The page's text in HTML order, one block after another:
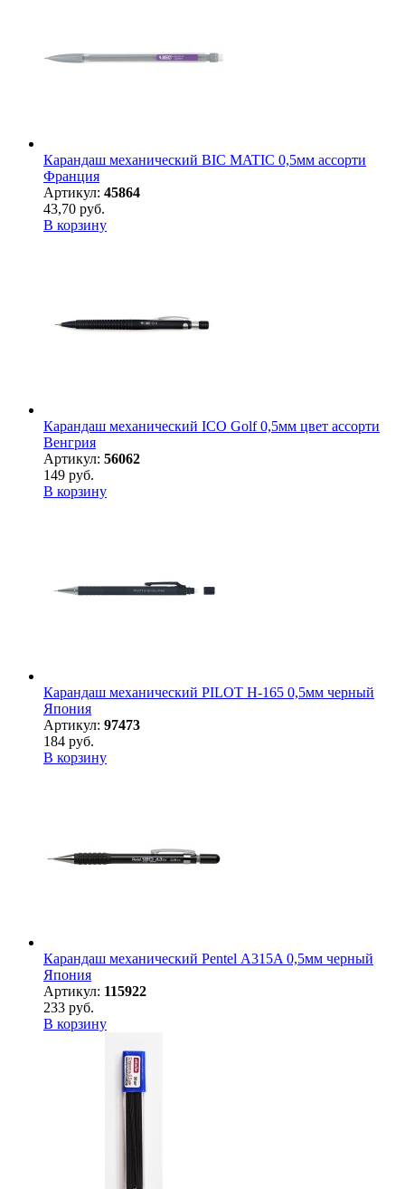
Карандаш механический BIC MATIC 0,5мм ассорти
Франция
Артикул: 45864
43,70 руб.
В корзину
Карандаш механический ICO Golf 0,5мм цвет ассорти
Венгрия
Артикул: 56062
149 руб.
В корзину
Карандаш механический PILOT H-165 0,5мм черный
Япония
Артикул: 97473
184 руб.
В корзину
Карандаш механический Pentel А315A 0,5мм черный
Япония
Артикул: 115922
233 руб.
В корзину